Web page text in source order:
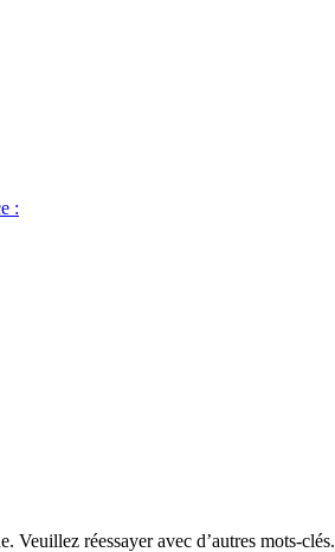
:
Veuillez réessayer avec d’autres mots-clés.